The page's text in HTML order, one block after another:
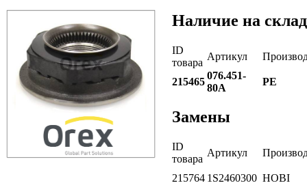
Наличие на
ID
товара
Артикул
215465
076.451-
80A
PE
Замены
ID
товара
Артикул
215764 1S2460300 HOBI